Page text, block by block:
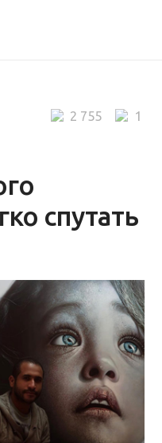
спутать
1
2 755